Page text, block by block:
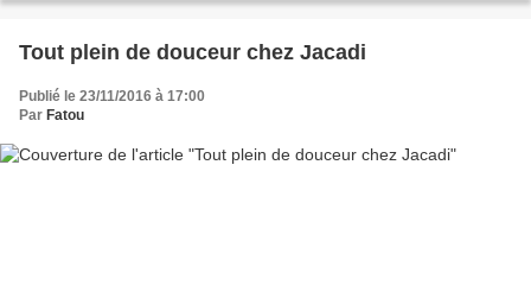
Tout plein de douceur chez Jacadi
Publié le 23/11/2016 à 17:00
Par Fatou